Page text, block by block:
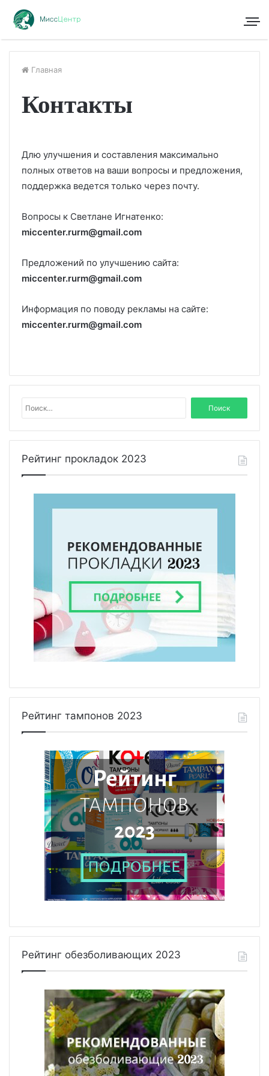
Главная
Контакты
Длю улучшения и составления максимально
полных ответов на ваши вопросы и предложения,
поддержка ведется только через почту.
Вопросы к Светлане Игнатенко:
miccenter.rurm@gmail.com
Предложений по улучшению сайта:
miccenter.rurm@gmail.com
Информация по поводу рекламы на сайте:
miccenter.rurm@gmail.com
й
т
Рейтинг прокладок 2023
Рейтинг тампонов 2023
Рейтинг обезболивающих 2023